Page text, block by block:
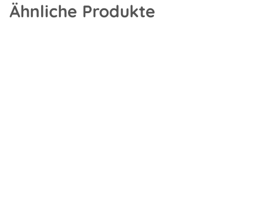
Ähnliche Produkte